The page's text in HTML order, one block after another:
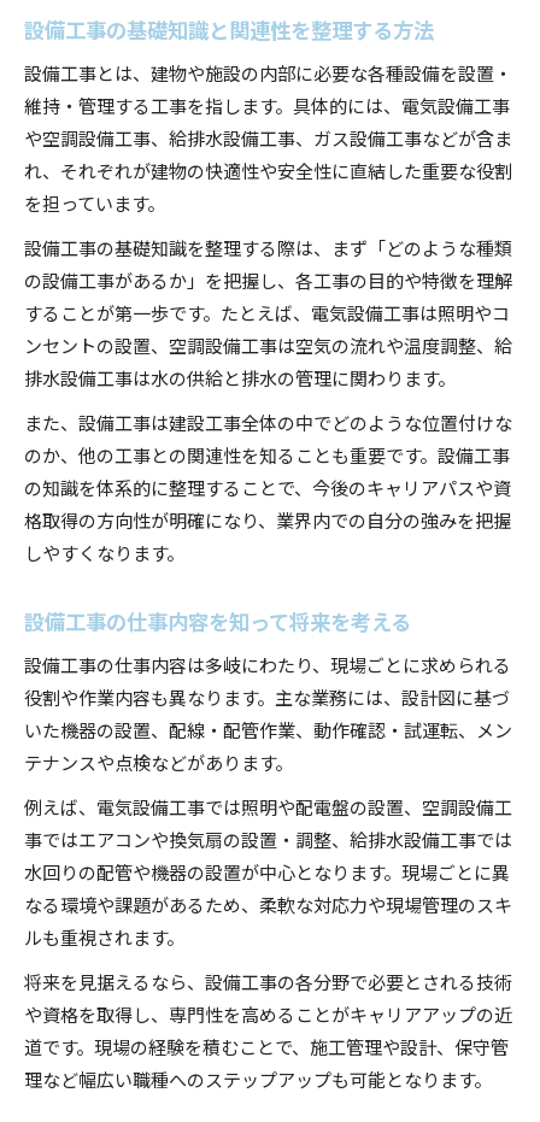
現場で活きる設備工事の専門知識と実例紹介
設備工事の仕事内容と他工種との連携ポイント
キャリアアップに役立つ設備工事の知識とは
設備工事の資格取得がキャリアに与える効果
設備工事の専門知識を活かした転職戦略
キャリアアップに欠かせない設備工事の勉強法
設備工事の現場経験が生むキャリアの可能性
種類ごとに異なる設備工事の魅力に迫る
設備工事の種類ごとに違う魅力と特徴を解説
電気設備や管工事など設備工事の多様性とは
設備工事の仕事選びで知っておきたいポイント
設備工事の種類ごとのやりがいと難しさ
設備工事分野で向いている人の特徴を考察
設備工事と建設工事の違いを徹底比較
設備工事と建設工事の役割比較で見える特徴
設備工事の関連性から読み解く違いと選び方
建設工事と設備工事の必要資格やスキル比較
設備工事と建設工事の現場での連携とは
設備工事の資格取得で広がるキャリアチャンス
設備工事業界で求められる主要な資格とは
資格取得が設備工事の現場力に与える影響
設備工事業界で昇給や転職に強くなる方法
設備工事資格取得の勉強法と実践ポイント
設備工事の基礎知識と関連性を整理する方法
設備工事とは、建物や施設の内部に必要な各種設備を設置・
維持・管理する工事を指します。具体的には、電気設備工事
や空調設備工事、給排水設備工事、ガス設備工事などが含ま
れ、それぞれが建物の快適性や安全性に直結した重要な役割
を担っています。
設備工事の基礎知識を整理する際は、まず「どのような種類
の設備工事があるか」を把握し、各工事の目的や特徴を理解
することが第一歩です。たとえば、電気設備工事は照明やコ
ンセントの設置、空調設備工事は空気の流れや温度調整、給
排水設備工事は水の供給と排水の管理に関わります。
また、設備工事は建設工事全体の中でどのような位置付けな
のか、他の工事との関連性を知ることも重要です。設備工事
の知識を体系的に整理することで、今後のキャリアパスや資
格取得の方向性が明確になり、業界内での自分の強みを把握
しやすくなります。
設備工事の仕事内容を知って将来を考える
設備工事の仕事内容は多岐にわたり、現場ごとに求められる
役割や作業内容も異なります。主な業務には、設計図に基づ
いた機器の設置、配線・配管作業、動作確認・試運転、メン
テナンスや点検などがあります。
例えば、電気設備工事では照明や配電盤の設置、空調設備工
事ではエアコンや換気扇の設置・調整、給排水設備工事では
水回りの配管や機器の設置が中心となります。現場ごとに異
なる環境や課題があるため、柔軟な対応力や現場管理のスキ
ルも重視されます。
将来を見据えるなら、設備工事の各分野で必要とされる技術
や資格を取得し、専門性を高めることがキャリアアップの近
道です。現場の経験を積むことで、施工管理や設計、保守管
理など幅広い職種へのステップアップも可能となります。